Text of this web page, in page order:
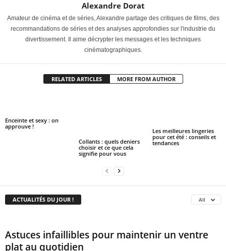
Alexandre Dorat
Amateur de cinéma et de séries, Alexandre partage des critiques de films, des
recommandations de séries et des analyses approfondies sur l'industrie du
divertissement. Il aime décrypter les messages et les techniques
cinématographiques.
RELATED ARTICLES MORE FROM AUTHOR
Enceinte et sexy : on
approuve !
Collants : quels deniers
choisir et ce que cela
signifie pour vous
Les meilleures lingeries
pour cet été : conseils et
tendances
ACTUALITÉS DU JOUR ! All
Astuces infaillibles pour maintenir un ventre
plat au quotidien